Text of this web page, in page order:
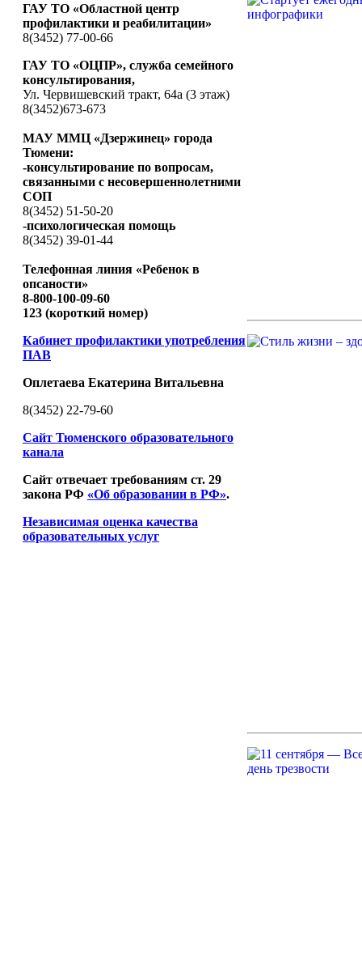
ГАУ ТО «Областной центр
профилактики и реабилитации»
8(3452) 77-00-66
ГАУ ТО «ОЦПР», служба семейного
консультирования,
Ул. Червишевский тракт, 64а (3 этаж)
8(3452)673-673
МАУ ММЦ «Дзержинец» города
Тюмени:
-консультирование по вопросам,
связанными с несовершеннолетними
СОП
8(3452) 51-50-20
-психологическая помощь
8(3452) 39-01-44
Телефонная линия «Ребенок в
опсаности»
8-800-100-09-60
123 (короткий номер)
Кабинет профилактики употребления
ПАВ
Оплетаева Екатерина Витальевна
8(3452) 22-79-60
Сайт Тюменского образовательного
канала
Сайт отвечает требованиям ст. 29
закона РФ «Об образовании в РФ».
Независимая оценка качества
образовательных услуг